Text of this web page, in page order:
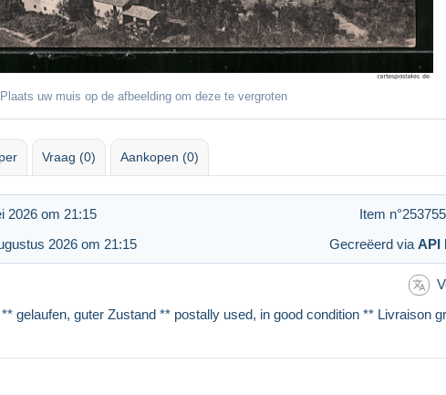
Plaats uw muis op de afbeelding om deze te vergroten
Vraag (0) Aankopen (0)
2026 om 21:15
Item
2026 om 21:15 Gecreëerd via API
gelaufen, guter Zustand ** postally used, in good condition ** Livraison